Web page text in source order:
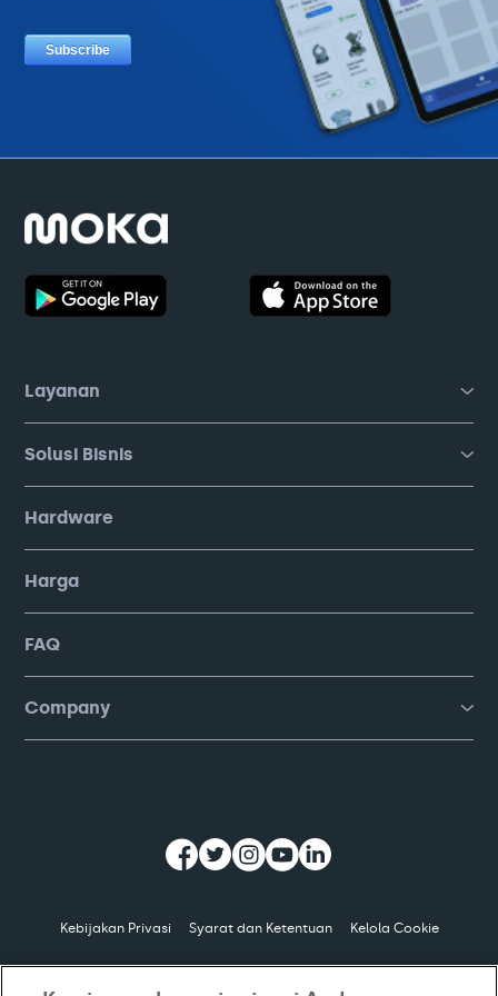
Layanan
Solusi Bisnis
Hardware
Harga
FAQ
Company
Kebijakan Privasi Syarat dan Ketentuan Kelola Cookie